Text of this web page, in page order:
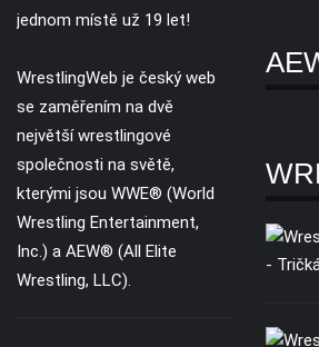
jednom místě už 19 let!
WrestlingWeb je český web
se zaměřením na dvě
největší wrestlingové
společnosti na světě,
kterými jsou WWE® (World
Wrestling Entertainment,
Inc.) a AEW® (All Elite
Wrestling, LLC).